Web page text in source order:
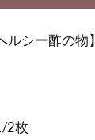
ルシー酢の物】
枚